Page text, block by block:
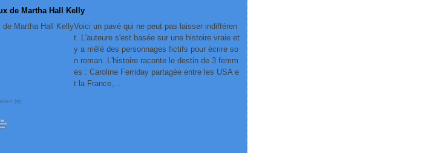
de Martha Hall Kelly
Voici un pavé qui ne peut pas laisser indifféren
t. L'auteure s'est basée sur une histoire vraie et
y a mêlé des personnages fictifs pour écrire so
n roman. L'histoire raconte le destin de 3 femm
es : Caroline Ferriday partagée entre les USA e
t la France,...
[#]